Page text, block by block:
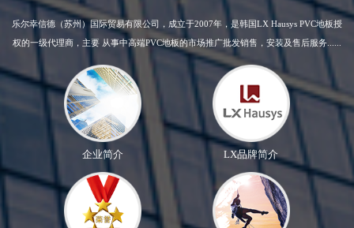
乐尔幸信德（苏州）国际贸易有限公司，成立于2007年，是韩国LX Hausys PVC地板授
权的一级代理商，主要 从事中高端PVC地板的市场推广批发销售，安装及售后服务......
企业简介 LX品牌简介